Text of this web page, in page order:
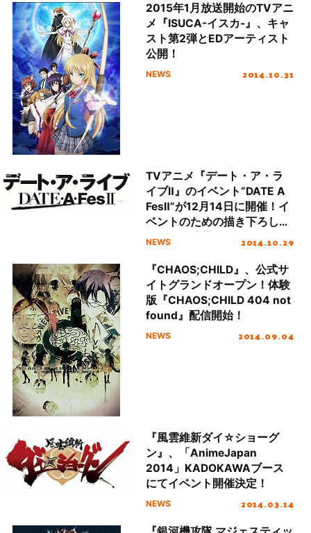
2015年1月放送開始のTVアニ
メ『ISUCA-イスカ‐』、キャ
スト第2弾とEDアーティスト
公開！
NEWS 2014.10.31
TVアニメ『デート・ア・ラ
イブⅡ』のイベント“DATE A
FesⅡ”が12月14日に開催！イ
ベントのための描き下ろしSD
キャラも公開！
NEWS 2014.10.29
『CHAOS;CHILD』、公式サ
イトグランドオープン！体験
版『CHAOS;CHILD 404 not
found』配信開始！
NEWS 2014.09.04
『風雲維新ダイ☆ショーグ
ン』、「AnimeJapan
2014」KADOKAWAブース
にてイベント開催決定！
NEWS 2014.03.14